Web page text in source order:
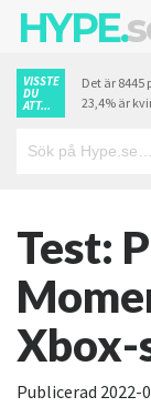
HYPE.
VISSTE
DU
ATT...
Det är 8445
23,4% är
Test:
Xbox-
Publicerad 2022-